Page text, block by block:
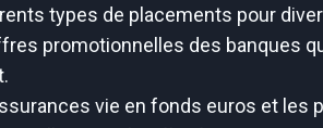
types de placements pour
promotionnelles des banques
vie en fonds euros et les